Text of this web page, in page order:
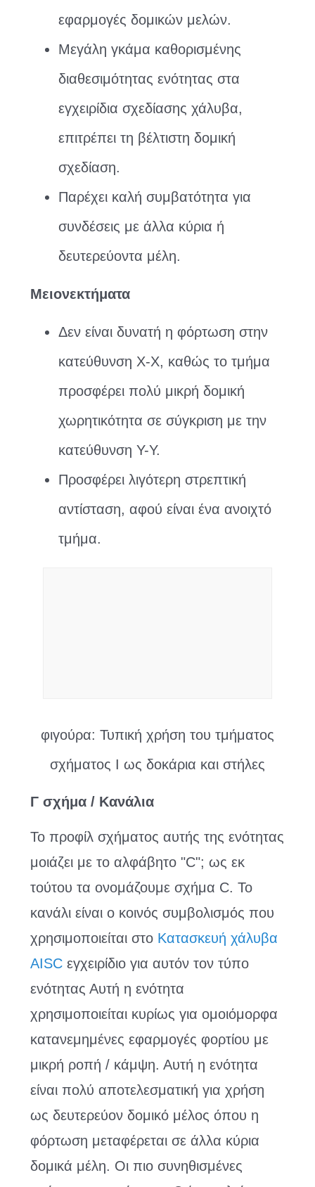
εφαρμογές δομικών μελών.
Μεγάλη γκάμα καθορισμένης
διαθεσιμότητας ενότητας στα
εγχειρίδια σχεδίασης χάλυβα,
επιτρέπει τη βέλτιστη δομική
σχεδίαση.
Παρέχει καλή συμβατότητα για
συνδέσεις με άλλα κύρια ή
δευτερεύοντα μέλη.
Μειονεκτήματα
Δεν είναι δυνατή η φόρτωση στην
κατεύθυνση X-X, καθώς το τμήμα
προσφέρει πολύ μικρή δομική
χωρητικότητα σε σύγκριση με την
κατεύθυνση Υ-Υ.
Προσφέρει λιγότερη στρεπτική
αντίσταση, αφού είναι ένα ανοιχτό
τμήμα.
φιγούρα: Τυπική χρήση του τμήματος
σχήματος I ως δοκάρια και στήλες
Γ σχήμα / Κανάλια
Το προφίλ σχήματος αυτής της ενότητας
μοιάζει με το αλφάβητο "C"; ως εκ
τούτου τα ονομάζουμε σχήμα C. Το
κανάλι είναι ο κοινός συμβολισμός που
χρησιμοποιείται στο Κατασκευή χάλυβα
AISCεγχειρίδιο για αυτόν τον τύπο
ενότητας Αυτή η ενότητα
χρησιμοποιείται κυρίως για ομοιόμορφα
κατανεμημένες εφαρμογές φορτίου με
μικρή ροπή / κάμψη. Αυτή η ενότητα
είναι πολύ αποτελεσματική για χρήση
ως δευτερεύον δομικό μέλος όπου η
φόρτωση μεταφέρεται σε άλλα κύρια
δομικά μέλη. Οι πιο συνηθισμένες